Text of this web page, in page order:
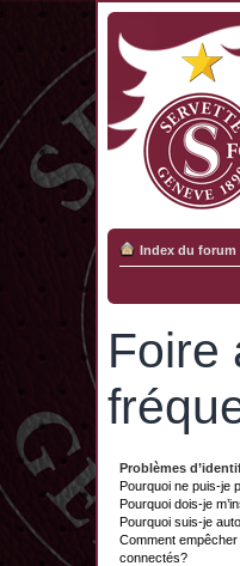
Index du forum
Foire
Problèmes
Pourquoi ne puis-je
Pourquoi dois-je
Pourquoi suis-je
Comment
connectés?